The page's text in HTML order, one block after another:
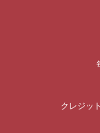
クレジッ